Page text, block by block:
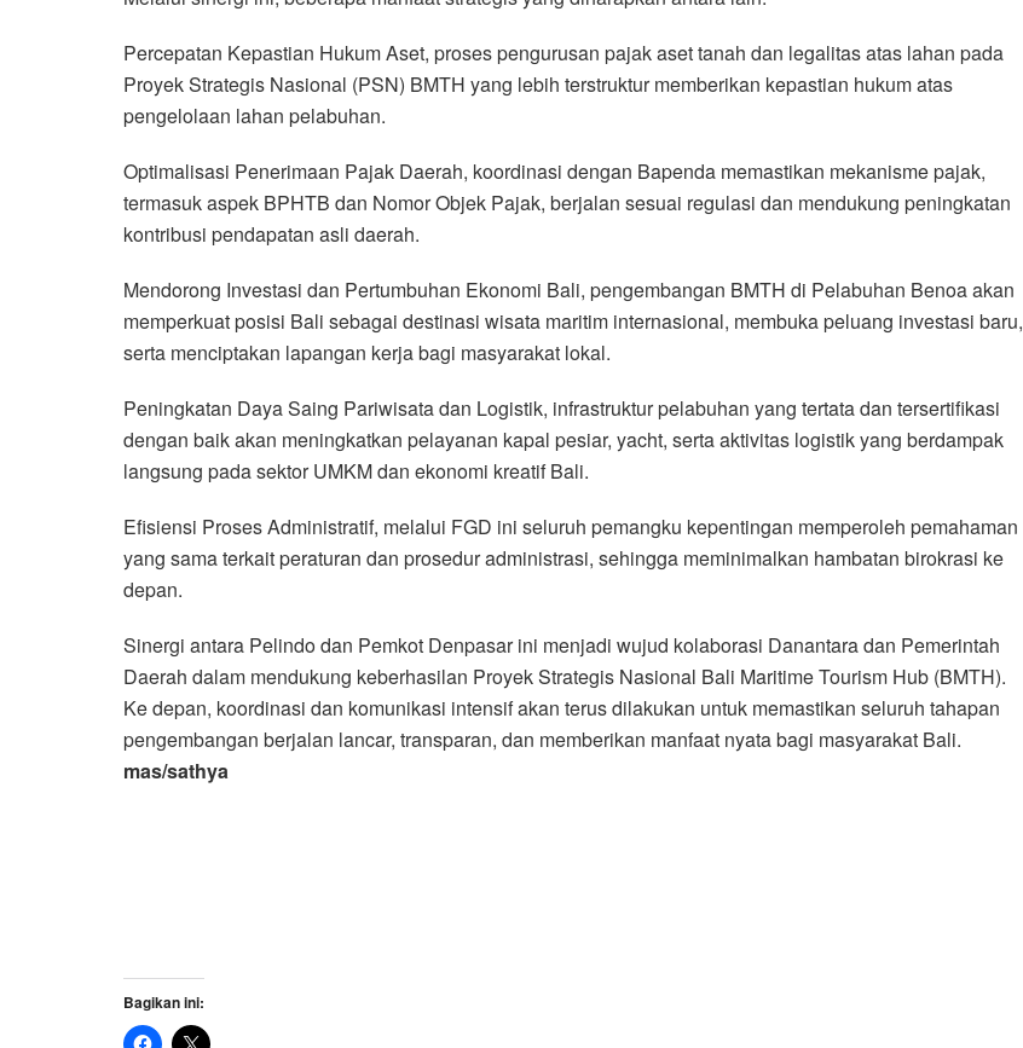
Percepatan Kepastian Hukum Aset, proses pengurusan pajak aset tanah dan legalitas atas lahan pada
Proyek Strategis Nasional (PSN) BMTH yang lebih terstruktur memberikan kepastian hukum atas
pengelolaan lahan pelabuhan.
Optimalisasi Penerimaan Pajak Daerah, koordinasi dengan Bapenda memastikan mekanisme pajak,
termasuk aspek BPHTB dan Nomor Objek Pajak, berjalan sesuai regulasi dan mendukung peningkatan
kontribusi pendapatan asli daerah.
Mendorong Investasi dan Pertumbuhan Ekonomi Bali, pengembangan BMTH di Pelabuhan Benoa akan
memperkuat posisi Bali sebagai destinasi wisata maritim internasional, membuka peluang investasi baru,
serta menciptakan lapangan kerja bagi masyarakat lokal.
Peningkatan Daya Saing Pariwisata dan Logistik, infrastruktur pelabuhan yang tertata dan tersertifikasi
dengan baik akan meningkatkan pelayanan kapal pesiar, yacht, serta aktivitas logistik yang berdampak
langsung pada sektor UMKM dan ekonomi kreatif Bali.
Efisiensi Proses Administratif, melalui FGD ini seluruh pemangku kepentingan memperoleh pemahaman
yang sama terkait peraturan dan prosedur administrasi, sehingga meminimalkan hambatan birokrasi ke
depan.
Sinergi antara Pelindo dan Pemkot Denpasar ini menjadi wujud kolaborasi Danantara dan Pemerintah
Daerah dalam mendukung keberhasilan Proyek Strategis Nasional Bali Maritime Tourism Hub (BMTH).
Ke depan, koordinasi dan komunikasi intensif akan terus dilakukan untuk memastikan seluruh tahapan
pengembangan berjalan lancar, transparan, dan memberikan manfaat nyata bagi masyarakat Bali.
mas/sathya
Bagikan ini: